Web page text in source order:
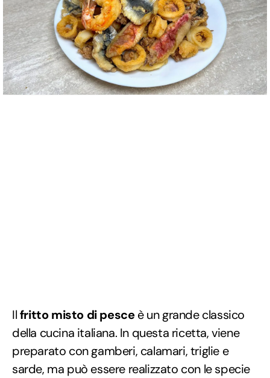
Ilfritto misto di pesceè un grande classico
della cucina italiana. In questa ricetta, viene
preparato con gamberi, calamari, triglie e
sarde, ma può essere realizzato con le specie